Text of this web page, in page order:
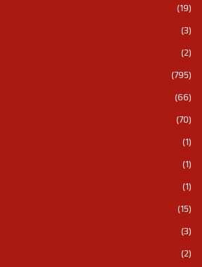
(19)
(3)
(2)
(795)
(66)
(70)
(1)
(1)
(1)
(15)
(3)
(2)